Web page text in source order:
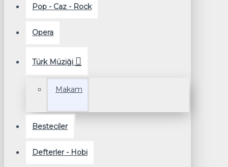
Pop - Caz - Rock
Opera
Türk Müziği
Makam
Besteciler
Defterler - Hobi